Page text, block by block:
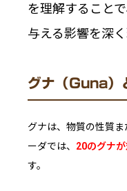
を理解すること
与える影響を深く
グナ（Guna）
グナは、物質の性質
ーダでは、 20のグナが
す。